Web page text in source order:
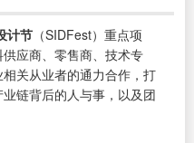
计节 （SIDFest）重点项
应商、零售商、技术专
关从业者的通力合作，打
链背后的人与事，以及团